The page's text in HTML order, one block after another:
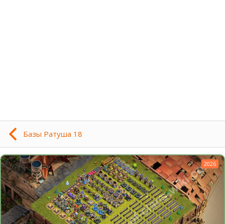
Базы Ратуша 18
2026